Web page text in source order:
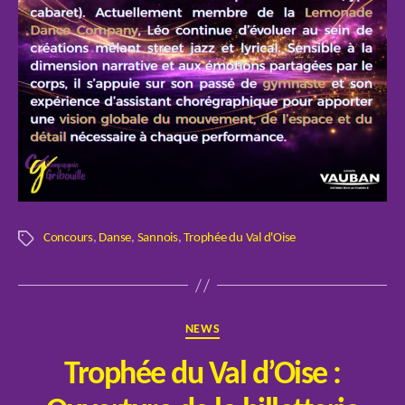
ÉtiquettesConcours, Danse, Sannois,Trophée du Val d'Oise
Catégories
NEWS
Trophée du Val d’Oise :